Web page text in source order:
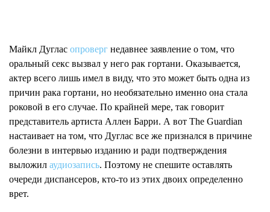
Майкл Дуглас опроверг недавнее заявление о том, что
оральный секс вызвал у него рак гортани. Оказывается,
актер всего лишь имел в виду, что это может быть одна из
причин рака гортани, но необязательно именно она стала
роковой в его случае. По крайней мере, так говорит
представитель артиста Аллен Барри. А вот The Guardian
настаивает на том, что Дуглас все же признался в причине
болезни в интервью изданию и ради подтверждения
выложил аудиозапись. Поэтому не спешите оставлять
очереди диспансеров, кто-то из этих двоих определенно
врет.